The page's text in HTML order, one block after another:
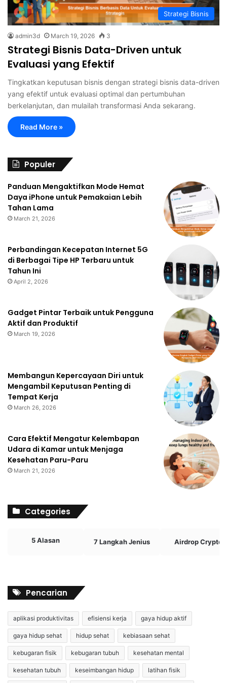
Strategi Bisnis
admin3d March 19, 2026 3
Strategi Bisnis Data-Driven untuk
Evaluasi yang Efektif
Tingkatkan keputusan bisnis dengan strategi bisnis data-driven
yang efektif untuk evaluasi optimal dan pertumbuhan
berkelanjutan, dan mulailah transformasi Anda sekarang.
Read More »
Populer
Panduan Mengaktifkan Mode Hemat
Daya iPhone untuk Pemakaian Lebih
Tahan Lama
March 21, 2026
Perbandingan Kecepatan Internet 5G
di Berbagai Tipe HP Terbaru untuk
Tahun Ini
April 2, 2026
Gadget Pintar Terbaik untuk Pengguna
Aktif dan Produktif
March 19, 2026
Membangun Kepercayaan Diri untuk
Mengambil Keputusan Penting di
Tempat Kerja
March 26, 2026
Cara Efektif Mengatur Kelembapan
Udara di Kamar untuk Menjaga
Kesehatan Paru-Paru
March 21, 2026
Categories
5 Alasan 7 Langkah Jenius Airdrop Crypto
Pencarian
aplikasi produktivitas efisiensi kerja gaya hidup aktif
gaya hidup sehat hidup sehat kebiasaan sehat
kebugaran fisik kebugaran tubuh kesehatan mental
kesehatan tubuh keseimbangan hidup latihan fisik